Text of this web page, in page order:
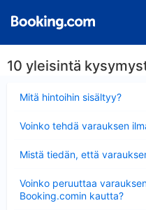
10 yleisintä
Mitä hintoihin sisältyy?
Voinko tehdä varauksen
Mistä tiedän, että
Voinko peruuttaa
Booking.comin kautta?